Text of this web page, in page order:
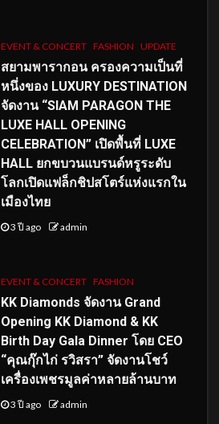
EVENT & CONCERT FASHION UPDATE
สยามพารากอน ครองความเป็นที่
หนึ่งของ LUXURY DESTINATION
จัดงาน “SIAM PARAGON THE
LUXE HALL OPENING
CELEBRATION” เปิดพื้นที่ LUXE
HALL ยกขบวนแบรนด์หรูระดับ
โลกเปิดแฟล็กชิปสโตร์แห่งแรกใน
เมืองไทย
3 ปี ago admin
EVENT & CONCERT FASHION
KK Diamonds จัดงาน Grand
Opening KK Diamond & KK
Birth Day Gala Dinner โดย CEO
“คุณกุ๊กไก่ รวิสรา” จัดงานโชว์
เครื่องเพชรมูลค่าหลายล้านบาท
3 ปี ago admin